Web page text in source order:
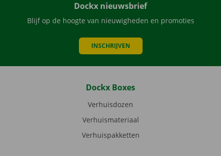
Dockx nieuwsbrief
Blijf op de hoogte van nieuwigheden en promoties
INSCHRIJVEN
Dockx Boxes
Verhuisdozen
Verhuismateriaal
Verhuispakketten